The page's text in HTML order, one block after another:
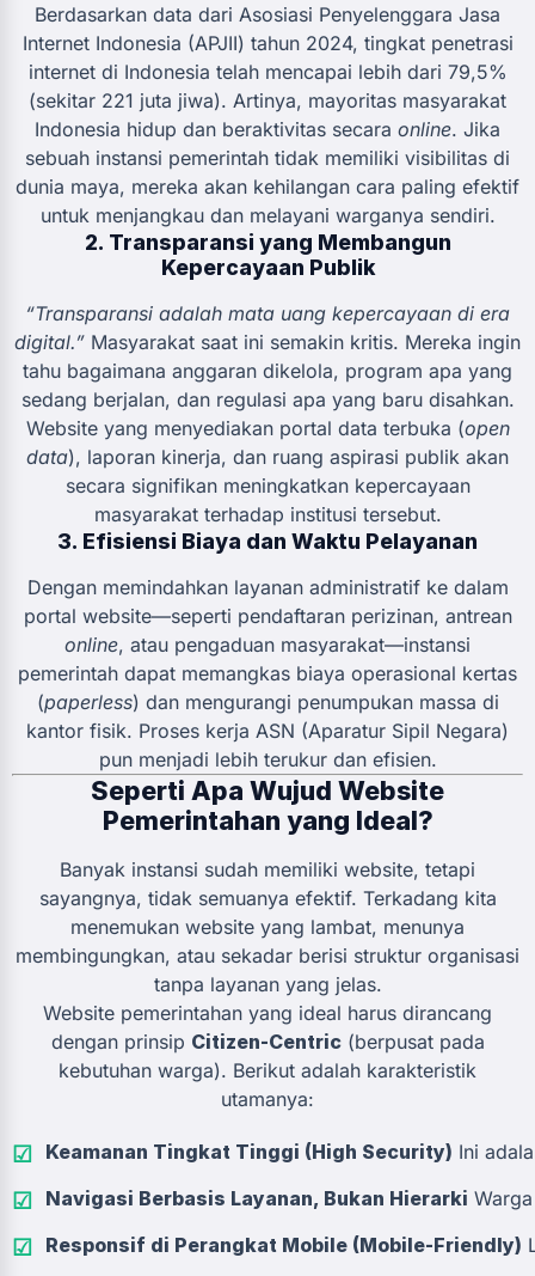
Berdasarkan data dari Asosiasi Penyelenggara Jasa
Internet Indonesia (APJII) tahun 2024, tingkat penetrasi
internet di Indonesia telah mencapai lebih dari 79,5%
(sekitar 221 juta jiwa). Artinya, mayoritas masyarakat
Indonesia hidup dan beraktivitas secara online. Jika
sebuah instansi pemerintah tidak memiliki visibilitas di
dunia maya, mereka akan kehilangan cara paling efektif
untuk menjangkau dan melayani warganya sendiri.
2. Transparansi yang Membangun
Kepercayaan Publik
“Transparansi adalah mata uang kepercayaan di era
digital.” Masyarakat saat ini semakin kritis. Mereka ingin
tahu bagaimana anggaran dikelola, program apa yang
sedang berjalan, dan regulasi apa yang baru disahkan.
Website yang menyediakan portal data terbuka (open
data), laporan kinerja, dan ruang aspirasi publik akan
secara signifikan meningkatkan kepercayaan
masyarakat terhadap institusi tersebut.
3. Efisiensi Biaya dan Waktu Pelayanan
Dengan memindahkan layanan administratif ke dalam
portal website—seperti pendaftaran perizinan, antrean
online, atau pengaduan masyarakat—instansi
pemerintah dapat memangkas biaya operasional kertas
(paperless) dan mengurangi penumpukan massa di
kantor fisik. Proses kerja ASN (Aparatur Sipil Negara)
pun menjadi lebih terukur dan efisien.
Seperti Apa Wujud Website
Pemerintahan yang Ideal?
Banyak instansi sudah memiliki website, tetapi
sayangnya, tidak semuanya efektif. Terkadang kita
menemukan website yang lambat, menunya
membingungkan, atau sekadar berisi struktur organisasi
tanpa layanan yang jelas.
Website pemerintahan yang ideal harus dirancang
dengan prinsip Citizen-Centric(berpusat pada
kebutuhan warga). Berikut adalah karakteristik
utamanya:
Keamanan Tingkat Tinggi (High Security) Ini
Navigasi Berbasis Layanan, Bukan Hierarki
Responsif di Perangkat Mobile (Mobile-Friendly)